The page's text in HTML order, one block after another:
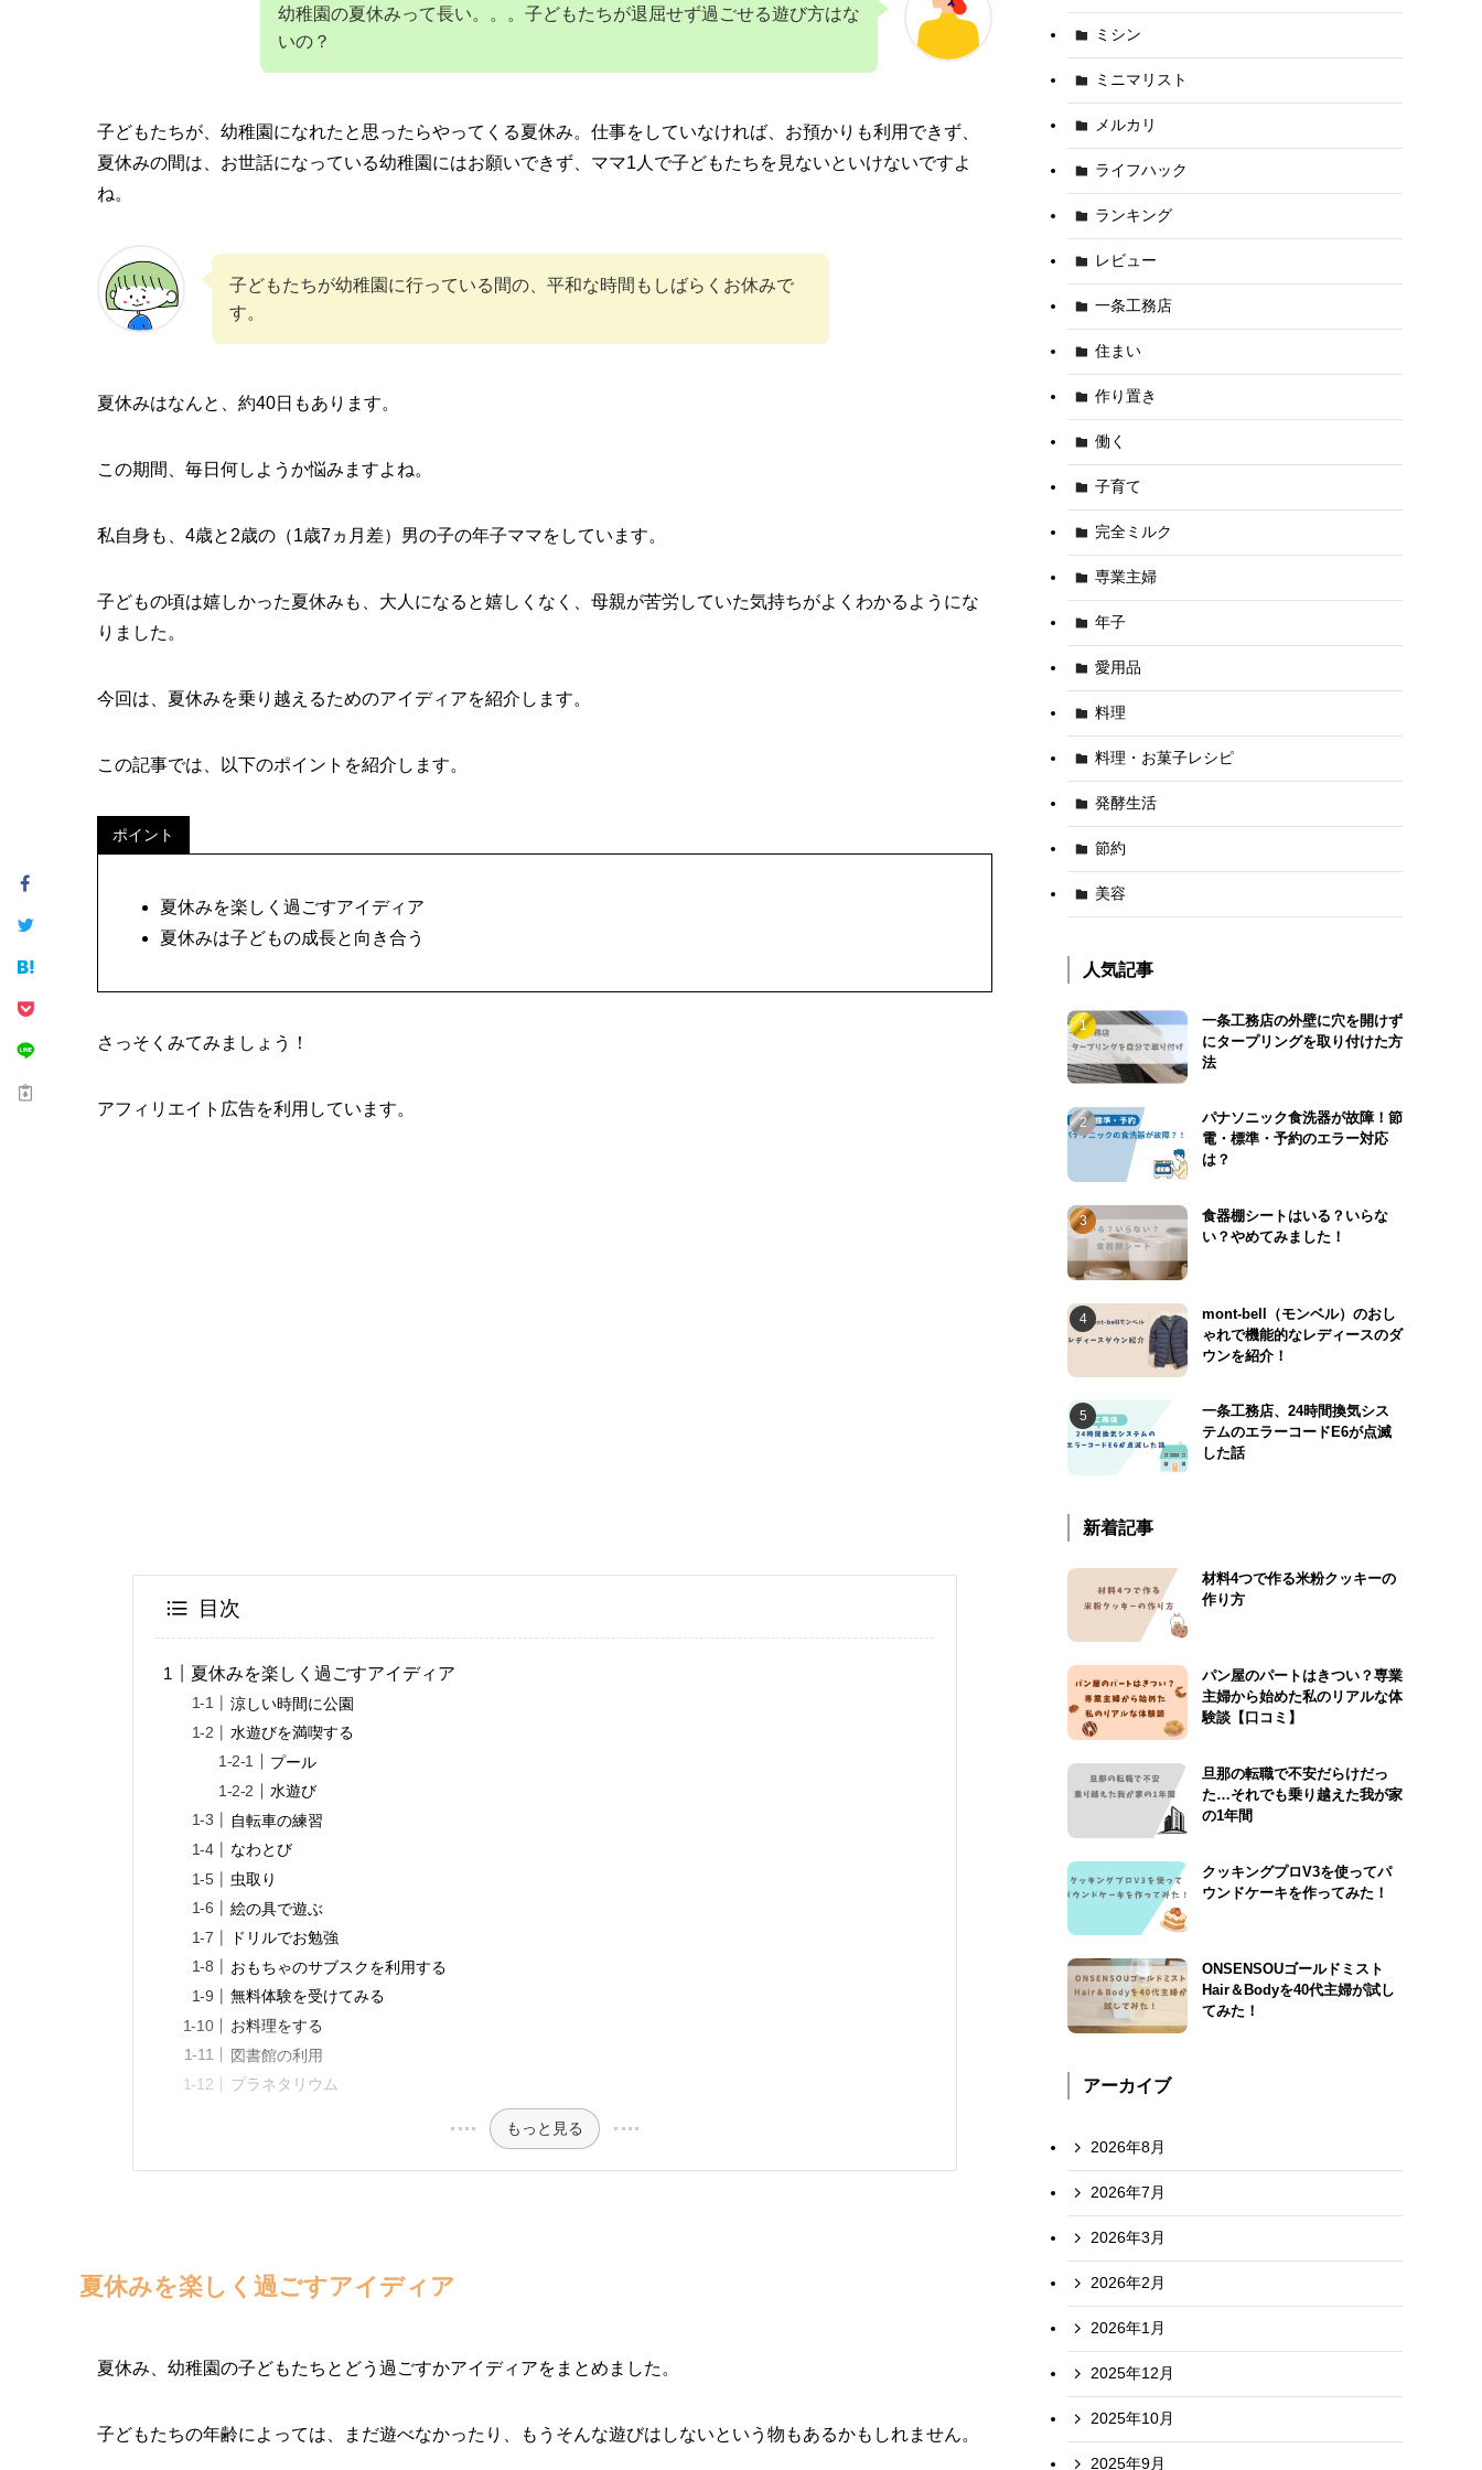
幼稚園の夏休みって長い。。。子どもたちが退屈せず過ごせる遊び方はな
いの？
子どもたちが、幼稚園になれたと思ったらやってくる夏休み。仕事をしていなければ、お預かりも利用できず、
夏休みの間は、お世話になっている幼稚園にはお願いできず、ママ1人で子どもたちを見ないといけないですよ
ね。
子どもたちが幼稚園に行っている間の、平和な時間もしばらくお休みで
す。
夏休みはなんと、約40日もあります。
この期間、毎日何しようか悩みますよね。
私自身も、4歳と2歳の（1歳7ヵ月差）男の子の年子ママをしています。
子どもの頃は嬉しかった夏休みも、大人になると嬉しくなく、母親が苦労していた気持ちがよくわかるようにな
りました。
今回は、夏休みを乗り越えるためのアイディアを紹介します。
この記事では、以下のポイントを紹介します。
ポイント
夏休みを楽しく過ごすアイディア
夏休みは子どもの成長と向き合う
さっそくみてみましょう！
アフィリエイト広告を利用しています。
目次
夏休みを楽しく過ごすアイディア
涼しい時間に公園
水遊びを満喫する
プール
水遊び
自転車の練習
なわとび
虫取り
絵の具で遊ぶ
ドリルでお勉強
おもちゃのサブスクを利用する
無料体験を受けてみる
お料理をする
図書館の利用
プラネタリウム
もっと見る
夏休みを楽しく過ごすアイディア
夏休み、幼稚園の子どもたちとどう過ごすかアイディアをまとめました。
子どもたちの年齢によっては、まだ遊べなかったり、もうそんな遊びはしないという物もあるかもしれません。
ミシン
ミニマリスト
メルカリ
ライフハック
ランキング
レビュー
一条工務店
住まい
作り置き
働く
子育て
完全ミルク
専業主婦
年子
愛用品
料理
料理・お菓子レシピ
発酵生活
節約
美容
人気記事
一条工務店の外壁に穴を開けず
にタープリングを取り付けた方
法
パナソニック食洗器が故障！節
電・標準・予約のエラー対応
は？
食器棚シートはいる？いらな
い？やめてみました！
mont-bell（モンベル）のおし
ゃれで機能的なレディースのダ
ウンを紹介！
一条工務店、24時間換気シス
テムのエラーコードE6が点滅
した話
新着記事
材料4つで作る米粉クッキーの
作り方
パン屋のパートはきつい？専業
主婦から始めた私のリアルな体
験談【口コミ】
旦那の転職で不安だらけだっ
た…それでも乗り越えた我が家
の1年間
クッキングプロV3を使ってパ
ウンドケーキを作ってみた！
ONSENSOUゴールドミスト
Hair＆Bodyを40代主婦が試し
てみた！
アーカイブ
2026年8月
2026年7月
2026年3月
2026年2月
2026年1月
2025年12月
2025年10月
2025年9月